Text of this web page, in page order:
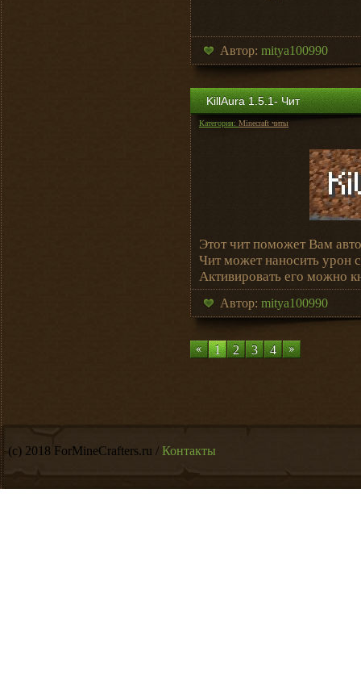
Автор: mitya100990
KillAura 1.5.1- Чит
Категория: Minecraft читы
Этот чит поможет Вам
Чит может наносить урон
Активировать его можно
Автор: mitya100990
1 2 3 4
(c) 2018 ForMineCrafters.ru / Контакты